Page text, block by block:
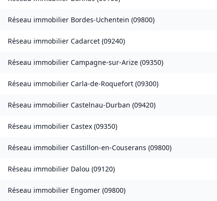
Réseau immobilier Bordes-Uchentein (09800)
Réseau immobilier Cadarcet (09240)
Réseau immobilier Campagne-sur-Arize (09350)
Réseau immobilier Carla-de-Roquefort (09300)
Réseau immobilier Castelnau-Durban (09420)
Réseau immobilier Castex (09350)
Réseau immobilier Castillon-en-Couserans (09800)
Réseau immobilier Dalou (09120)
Réseau immobilier Engomer (09800)